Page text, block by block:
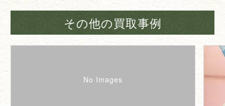
その他の買取事例